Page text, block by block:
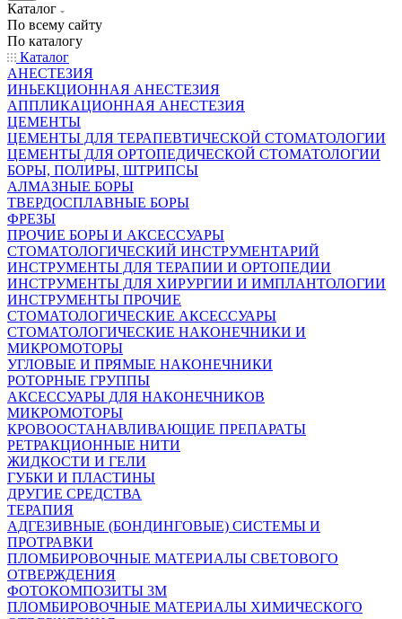
Каталог
По всему сайту
По каталогу
Каталог
АНЕСТЕЗИЯ
ИНЬЕКЦИОННАЯ АНЕСТЕЗИЯ
АППЛИКАЦИОННАЯ АНЕСТЕЗИЯ
ЦЕМЕНТЫ
ЦЕМЕНТЫ ДЛЯ ТЕРАПЕВТИЧЕСКОЙ СТОМАТОЛОГИИ
ЦЕМЕНТЫ ДЛЯ ОРТОПЕДИЧЕСКОЙ СТОМАТОЛОГИИ
БОРЫ, ПОЛИРЫ, ШТРИПСЫ
АЛМАЗНЫЕ БОРЫ
ТВЕРДОСПЛАВНЫЕ БОРЫ
ФРЕЗЫ
ПРОЧИЕ БОРЫ И АКСЕССУАРЫ
СТОМАТОЛОГИЧЕСКИЙ ИНСТРУМЕНТАРИЙ
ИНСТРУМЕНТЫ ДЛЯ ТЕРАПИИ И ОРТОПЕДИИ
ИНСТРУМЕНТЫ ДЛЯ ХИРУРГИИ И ИМПЛАНТОЛОГИИ
ИНСТРУМЕНТЫ ПРОЧИЕ
СТОМАТОЛОГИЧЕСКИЕ АКСЕССУАРЫ
СТОМАТОЛОГИЧЕСКИЕ НАКОНЕЧНИКИ И
МИКРОМОТОРЫ
УГЛОВЫЕ И ПРЯМЫЕ НАКОНЕЧНИКИ
РОТОРНЫЕ ГРУППЫ
АКСЕССУАРЫ ДЛЯ НАКОНЕЧНИКОВ
МИКРОМОТОРЫ
КРОВООСТАНАВЛИВАЮЩИЕ ПРЕПАРАТЫ
РЕТРАКЦИОННЫЕ НИТИ
ЖИДКОСТИ И ГЕЛИ
ГУБКИ И ПЛАСТИНЫ
ДРУГИЕ СРЕДСТВА
ТЕРАПИЯ
АДГЕЗИВНЫЕ (БОНДИНГОВЫЕ) СИСТЕМЫ И
ПРОТРАВКИ
ПЛОМБИРОВОЧНЫЕ МАТЕРИАЛЫ СВЕТОВОГО
ОТВЕРЖДЕНИЯ
ФОТОКОМПОЗИТЫ 3М
ПЛОМБИРОВОЧНЫЕ МАТЕРИАЛЫ ХИМИЧЕСКОГО